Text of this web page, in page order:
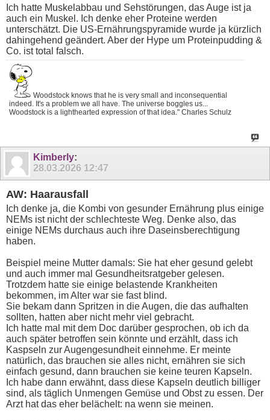
Ich hatte Muskelabbau und Sehstörungen, das Auge ist ja
auch ein Muskel. Ich denke eher Proteine werden
unterschätzt. Die US-Ernährungspyramide wurde ja kürzlich
dahingehend geändert. Aber der Hype um Proteinpudding &
Co. ist total falsch.
Woodstock knows that he is very small and inconsequential
indeed. It's a problem we all have. The universe boggles us...
Woodstock is a lighthearted expression of that idea." Charles Schulz
Kimberly:
28.03.2026 12:47
AW: Haarausfall
Ich denke ja, die Kombi von gesunder Ernährung plus einige
NEMs ist nicht der schlechteste Weg. Denke also, das
einige NEMs durchaus auch ihre Daseinsberechtigung
haben.
Beispiel meine Mutter damals: Sie hat eher gesund gelebt
und auch immer mal Gesundheitsratgeber gelesen.
Trotzdem hatte sie einige belastende Krankheiten
bekommen, im Alter war sie fast blind.
Sie bekam dann Spritzen in die Augen, die das aufhalten
sollten, hatten aber nicht mehr viel gebracht.
Ich hatte mal mit dem Doc darüber gesprochen, ob ich da
auch später betroffen sein könnte und erzählt, dass ich
Kaspseln zur Augengesundheit einnehme. Er meinte
natürlich, das brauchen sie alles nicht, ernähren sie sich
einfach gesund, dann brauchen sie keine teuren Kapseln.
Ich habe dann erwähnt, dass diese Kapseln deutlich billiger
sind, als täglich Unmengen Gemüse und Obst zu essen. Der
Arzt hat das eher belächelt: na wenn sie meinen.